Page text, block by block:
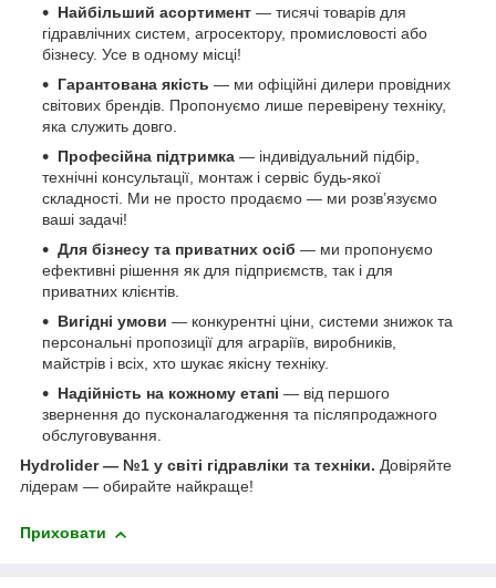
Найбільший асортимент — тисячі товарів для
гідравлічних систем, агросектору, промисловості або
бізнесу. Усе в одному місці!
Гарантована якість — ми офіційні дилери провідних
світових брендів. Пропонуємо лише перевірену техніку,
яка служить довго.
Професійна підтримка — індивідуальний підбір,
технічні консультації, монтаж і сервіс будь-якої
складності. Ми не просто продаємо — ми розв’язуємо
ваші задачі!
Для бізнесу та приватних осіб — ми пропонуємо
ефективні рішення як для підприємств, так і для
приватних клієнтів.
Вигідні умови — конкурентні ціни, системи знижок та
персональні пропозиції для аграріїв, виробників,
майстрів і всіх, хто шукає якісну техніку.
Надійність на кожному етапі — від першого
звернення до пусконалагодження та післяпродажного
обслуговування.
Hydrolider — №1 у світі гідравліки та техніки. Довіряйте
лідерам — обирайте найкраще!
Приховати